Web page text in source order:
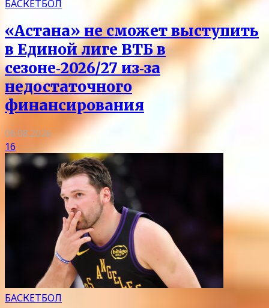
БАСКЕТБОЛ
«Астана» не сможет выступить
в Единой лиге ВТБ в
сезоне‑2026/27 из‑за
недостаточного
финансирования
06.08.2026
16
БАСКЕТБОЛ